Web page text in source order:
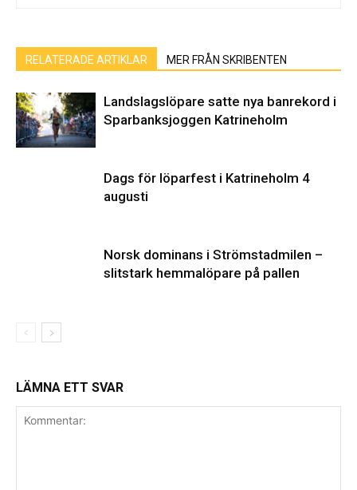
RELATERADE ARTIKLAR MER FRÅN SKRIBENTEN
Landslagslöpare satte nya banrekord i
Sparbanksjoggen Katrineholm
Dags för löparfest i Katrineholm 4
augusti
Norsk dominans i Strömstadmilen –
slitstark hemmalöpare på pallen
LÄMNA ETT SVAR